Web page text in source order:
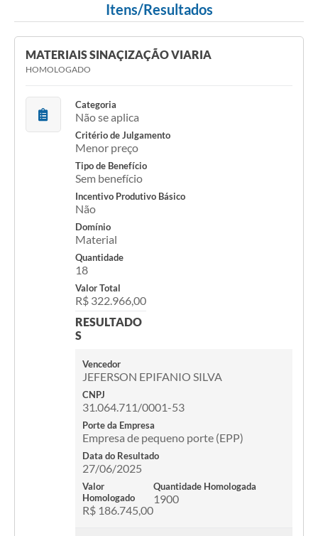
Itens/Resultados
MATERIAIS SINAÇIZAÇÃO VIARIA
HOMOLOGADO
Categoria
Não se aplica
Critério de Julgamento
Menor preço
Tipo de Benefício
Sem benefício
Incentivo Produtivo Básico
Não
Domínio
Material
Quantidade
18
Valor Total
R$ 322.966,00
RESULTADO
S
Vencedor
JEFERSON EPIFANIO SILVA
CNPJ
31.064.711/0001-53
Porte da Empresa
Empresa de pequeno porte (EPP)
Data do Resultado
27/06/2025
Valor
Homologado
R$ 186.745,00
Quantidade Homologada
1900